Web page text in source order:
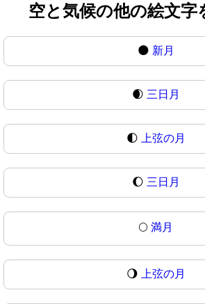
空と気候の他の絵文字
🌑 新月
🌒 三日月
🌓 上弦の月
🌔 三日月
🌕 満月
🌖 上弦の月